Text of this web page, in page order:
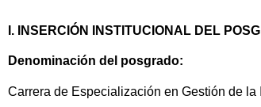
I. INSERCIÓN INSTITUCIONAL DEL
Denominación del posgrado:
Carrera de Especialización en Gestión de la